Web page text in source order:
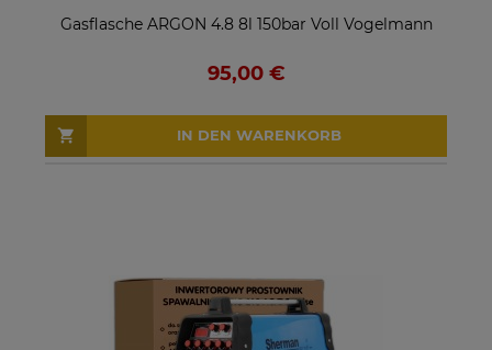
Gasflasche ARGON 4.8 8l 150bar Voll Vogelmann
95,00 €
IN DEN WARENKORB